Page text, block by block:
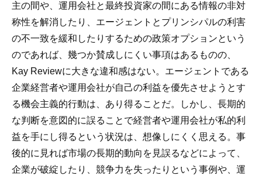
主の間や、運用会社と最終投資家の間にある情報の非対
称性を解消したり、エージェントとプリンシパルの利害
の不一致を緩和したりするための政策オプションという
のであれば、幾つか賛成しにくい事項はあるものの、
Kay Reviewに大きな違和感はない。エージェントである
企業経営者や運用会社が自己の利益を優先させようとす
る機会主義的行動は、あり得ることだ。しかし、長期的
な判断を意図的に誤ることで経営者や運用会社が私的利
益を手にし得るという状況は、想像しにくく思える。事
後的に見れば市場の長期的動向を見誤るなどによって、
企業が破綻したり、競争力を失ったりという事例や、運